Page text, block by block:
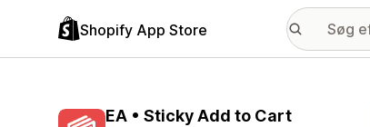
Shopify App Store
EA • Sticky Add to Cart